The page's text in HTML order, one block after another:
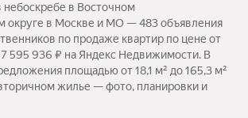
небоскребе в Восточном
округе в Москве и МО — 483 объявления
по продаже квартир по цене от
595 936 ₽ на Яндекс Недвижимости. В
площадью от 18,1 м² до 165,3 м²
жилье — фото, планировки и